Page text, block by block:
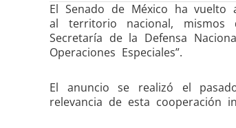
El Senado de México ha
al territorio nacional,
Secretaría de la Defensa
Operaciones Especiales”.
El anuncio se realizó el
relevancia de esta cooperación